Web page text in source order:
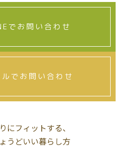
でお問い合わせ
ルでお問い合わせ
にフィットする、
うどいい暮らし方